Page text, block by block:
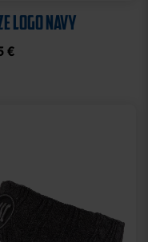
LOGO NAVY
€